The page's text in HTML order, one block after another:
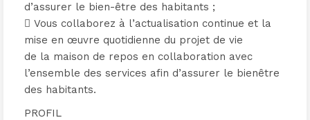
d’assurer le bien-être des habitants ;
 Vous collaborez à l’actualisation continue et la
mise en œuvre quotidienne du projet de vie
de la maison de repos en collaboration avec
l’ensemble des services afin d’assurer le bienêtre
des habitants.
PROFIL